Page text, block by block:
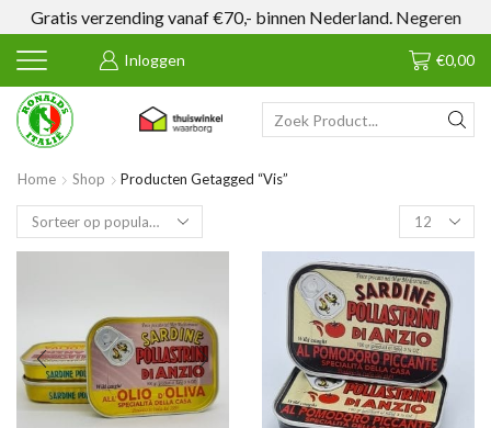
Gratis verzending vanaf €70,- binnen Nederland. Negeren
Inloggen €0,00
SEARCH
Home Shop
Producten Getagged “vis”
Products
per
page